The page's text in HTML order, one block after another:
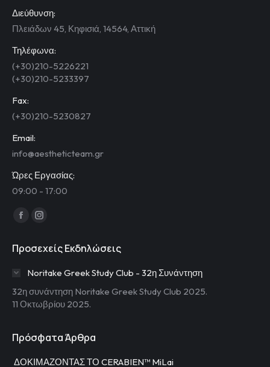
Διεύθυνση:
Πλειάδων 45, Κηφισιά, 14564, Αττική
Τηλέφωνα:
(+30)210-5226221
(+30)210-5233397
Fax:
(+30)210-5230827
Email:
info@aestheticteam.gr
Ώρες Εργασίας:
09:00 - 17:00
Find us on:
Facebook
opens
window
Instagram
opens
in
window
Προσεχείς Εκδηλώσεις
Noritake Greek Study Club - 32η Συνάντηση
32η συνάντηση Noritake Greek Study Club 2025.
11 Οκτωβρίου 2025.
Πρόσφατα Άρθρα
ΔΟΚΙΜΑΖΟΝΤΑΣ ΤΟ CERABIEN™ MiLai